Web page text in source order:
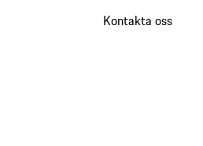
Kontakta oss